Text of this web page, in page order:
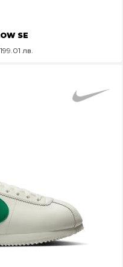
SE
лв.